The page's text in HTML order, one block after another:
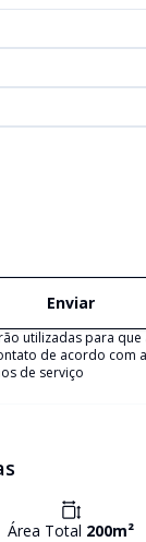
Enviar
utilizadas para que
de acordo com a
de serviço
Área Total 200m²